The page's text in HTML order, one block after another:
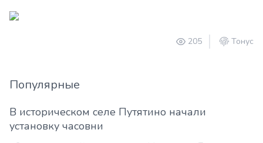
205 Тонус
Популярные
В историческом селе Путятино начали
установку часовни